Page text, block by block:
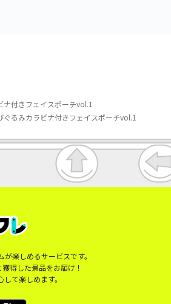
ナ付きフェイスポーチvol.1
るみカラビナ付きフェイスポーチvol.1
楽しめるサービスです。
得した景品をお届け！
て楽しめます。